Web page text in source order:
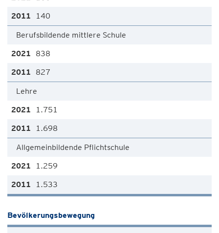
140
Berufsbildende mittlere Schule
838
827
Lehre
1.751
1.698
Allgemeinbildende Pflichtschule
1.259
1.533
Bevölkerungsbewegung